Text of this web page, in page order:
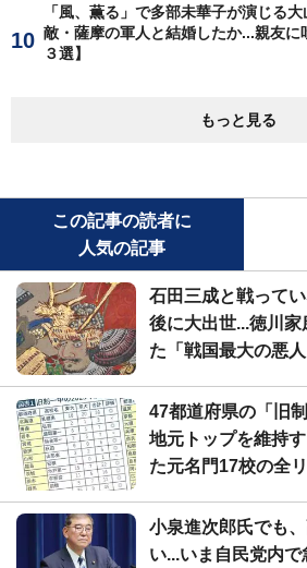
「風、薫る」で多部未華子が演じる
敵・薩摩の軍人と結婚したか...親友に
３選】
もっと見る
この記事の読者に
人気の記事
石田三成と戦って
後に大出世...徳川
た「戦国最大の悪人
47都道府県の「旧
地元トップを維持
た元名門17校の全
小泉進次郎氏でも
い...いま自民党内